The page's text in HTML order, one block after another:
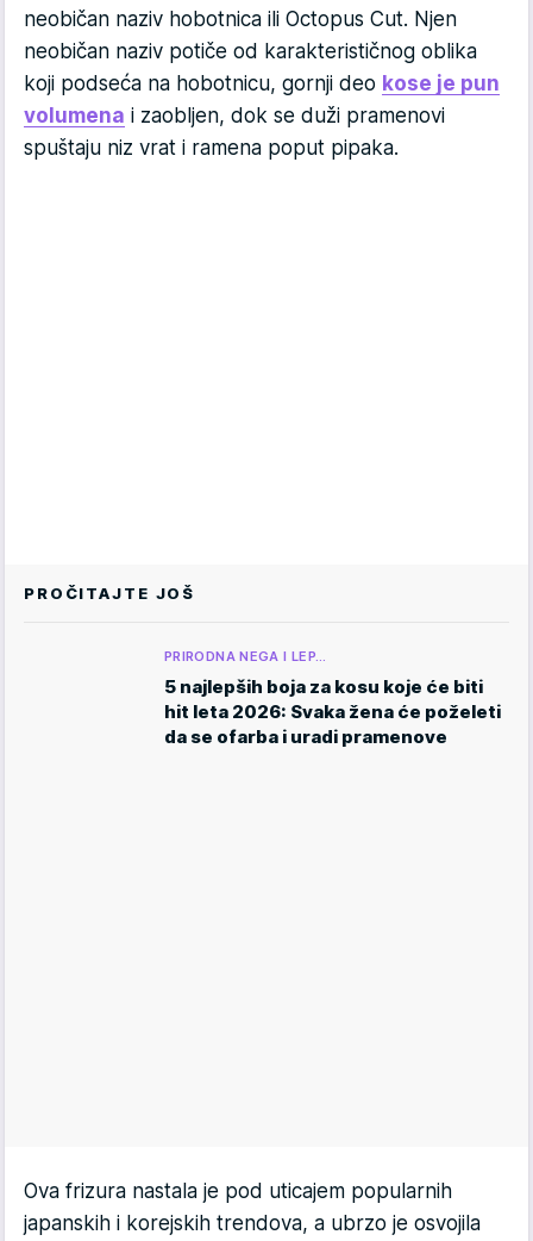
neobičan naziv hobotnica ili Octopus Cut. Njen
neobičan naziv potiče od karakterističnog oblika
koji podseća na hobotnicu, gornji deo kose je pun
volumena i zaobljen, dok se duži pramenovi
spuštaju niz vrat i ramena poput pipaka.
PROČITAJTE JOŠ
PRIRODNA NEGA I LEP…
5 najlepših boja za kosu koje će biti
hit leta 2026: Svaka žena će poželeti
da se ofarba i uradi pramenove
Ova frizura nastala je pod uticajem popularnih
japanskih i korejskih trendova, a ubrzo je osvojila